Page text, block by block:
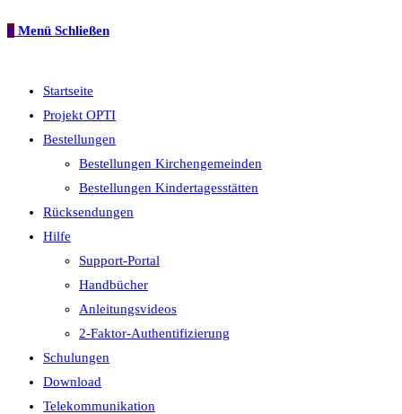
0 Menü Schließen
Startseite
Projekt OPTI
Bestellungen
Bestellungen Kirchengemeinden
Bestellungen Kindertagesstätten
Rücksendungen
Hilfe
Support-Portal
Handbücher
Anleitungsvideos
2-Faktor-Authentifizierung
Schulungen
Download
Telekommunikation